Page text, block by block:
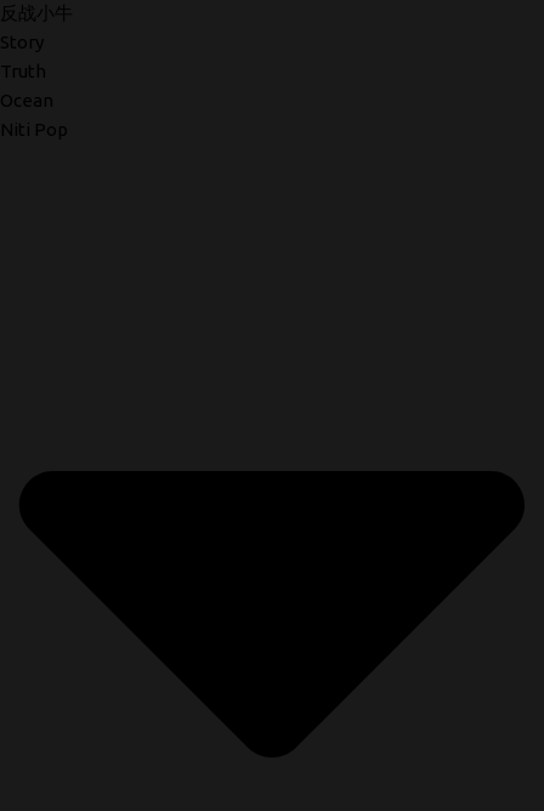
反战小牛
Story
Truth
Ocean
Niti Pop